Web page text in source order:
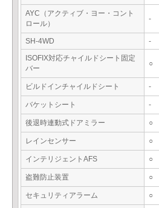
AYC（アクティブ・ヨー・コント
ロール）
-
SH-4WD
-
ISOFIX対応チャイルドシート固定
バー
○
ビルドインチャイルドシート -
バケットシート -
後退時連動式ドアミラー ○
レインセンサー ○
インテリジェントAFS ○
盗難防止装置 ○
セキュリティアラーム ○